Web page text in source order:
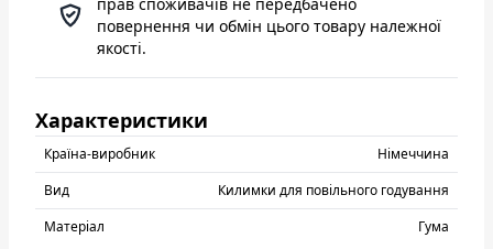
повернення чи обмін цього товару належної
якості.
Характеристики
Країна-виробник
Нiмеччина
Вид
Килимки для повільного годування
Матеріал
Гума